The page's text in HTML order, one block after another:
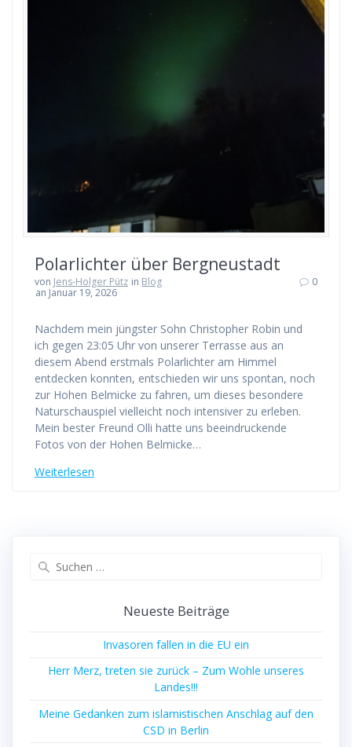
Polarlichter über Bergneustadt
von Jens-Holger Pütz in Blog
an Januar 19, 2026
0
Nachdem mein jüngster Sohn Christopher Robin und
ich gegen 23:05 Uhr von unserer Terrasse aus an
diesem Abend erstmals Polarlichter am Himmel
entdecken konnten, entschieden wir uns spontan, noch
zur Hohen Belmicke zu fahren, um dieses besondere
Naturschauspiel vielleicht noch intensiver zu erleben.
Mein bester Freund Olli hatte uns beeindruckende
Fotos von der Hohen Belmicke…
Weiterlesen
Neueste Beiträge
Invasoren fallen in die EU ein
Herr Merz, treten sie zurück – Zum Wohle unseres
Landes!!!
Meine Gedanken zum islamistischen Anschlag auf den
CSD in Berlin